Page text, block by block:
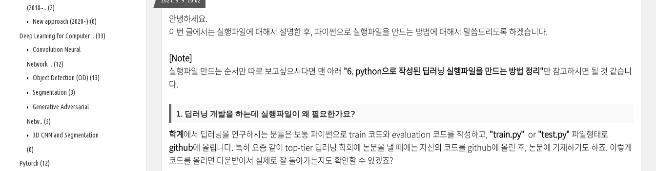
(2018~.. (2)
New approach (2020~) (0)
Deep Learning for Computer .. (33)
Convolution Neural
Network .. (12)
Object Detection (OD) (13)
Segmentation (3)
Generative Adversarial
Netw.. (5)
3D CNN and Segmentation
(0)
Pytorch (12)
안녕하세요.
이번 글에서는 실행파일에 대해서 설명한 후, 파이썬으로 실행파일을 만드는 방법에 대해서 말씀드리도록 하겠습니다.
[Note]
실행파일 만드는 순서만 따로 보고싶으시다면 맨 아래 "6. python으로 작성된 딥러닝 실행파일을 만드는 방법 정리"만 참고하시면 될 것 같습니
다.
1. 딥러닝 개발을 하는데 실행파일이 왜 필요한가요?
학계에서 딥러닝을 연구하시는 분들은 보통 파이썬으로 train 코드와 evaluation 코드를 작성하고, "train.py" or "test.py" 파일형태로
github에 올립니다. 특히 요즘 같이 top-tier 딥러닝 학회에 논문을 낼 때에는 자신의 코드를 github에 올린 후, 논문에 기재하기도 하죠. 이렇게
코드를 올리면 다운받아서 실제로 잘 돌아가는지도 확인할 수 있겠죠?